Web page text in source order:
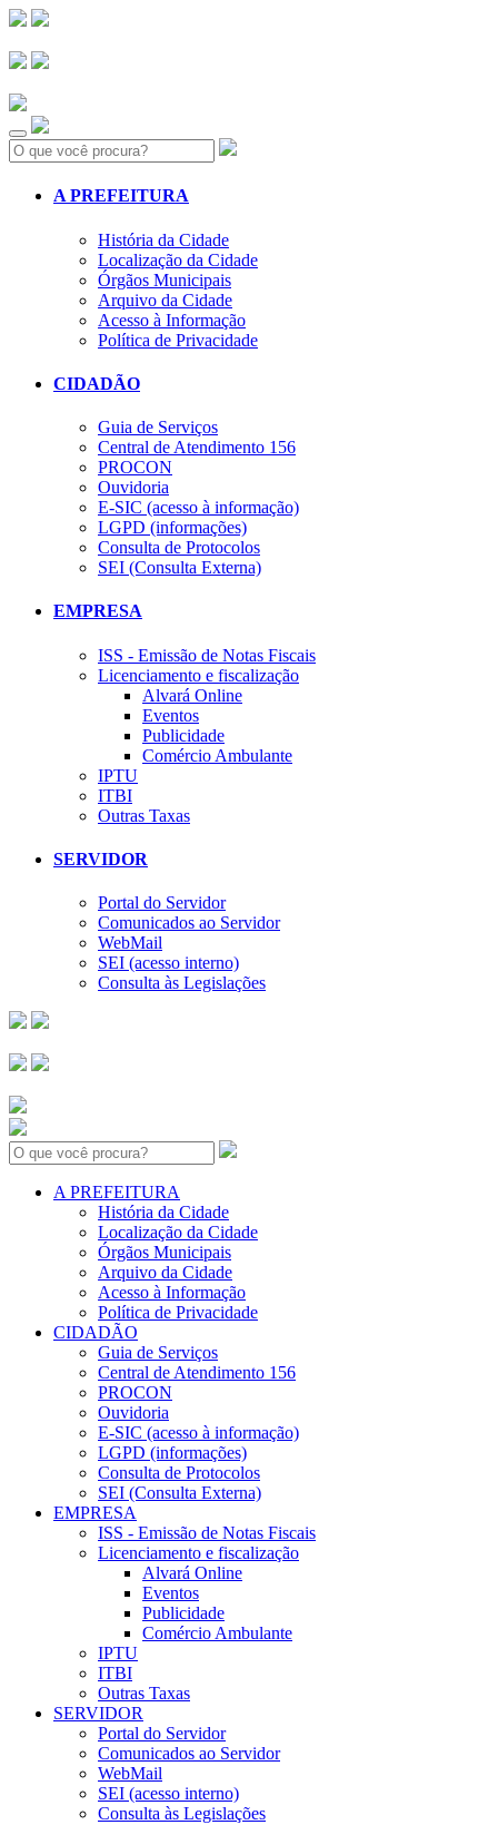
Search:
A PREFEITURA
História da Cidade
Localização da Cidade
Órgãos Municipais
Arquivo da Cidade
Acesso à Informação
Política de Privacidade
CIDADÃO
Guia de Serviços
Central de Atendimento 156
PROCON
Ouvidoria
E-SIC (acesso à informação)
LGPD (informações)
Consulta de Protocolos
SEI (Consulta Externa)
EMPRESA
ISS - Emissão de Notas Fiscais
Licenciamento e fiscalização
Alvará Online
Eventos
Publicidade
Comércio Ambulante
IPTU
ITBI
Outras Taxas
SERVIDOR
Portal do Servidor
Comunicados ao Servidor
WebMail
SEI (acesso interno)
Consulta às Legislações
Search:
A PREFEITURA
História da Cidade
Localização da Cidade
Órgãos Municipais
Arquivo da Cidade
Acesso à Informação
Política de Privacidade
CIDADÃO
Guia de Serviços
Central de Atendimento 156
PROCON
Ouvidoria
E-SIC (acesso à informação)
LGPD (informações)
Consulta de Protocolos
SEI (Consulta Externa)
EMPRESA
ISS - Emissão de Notas Fiscais
Licenciamento e fiscalização
Alvará Online
Eventos
Publicidade
Comércio Ambulante
IPTU
ITBI
Outras Taxas
SERVIDOR
Portal do Servidor
Comunicados ao Servidor
WebMail
SEI (acesso interno)
Consulta às Legislações